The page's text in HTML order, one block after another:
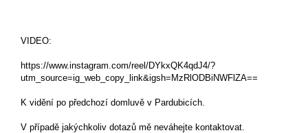
VIDEO:
https://www.instagram.com/reel/DYkxQK4qdJ4/?
utm_source=ig_web_copy_link&igsh=MzRlODBiNWFlZA==
K vidění po předchozí domluvě v Pardubicích.
V případě jakýchkoliv dotazů mě neváhejte kontaktovat.